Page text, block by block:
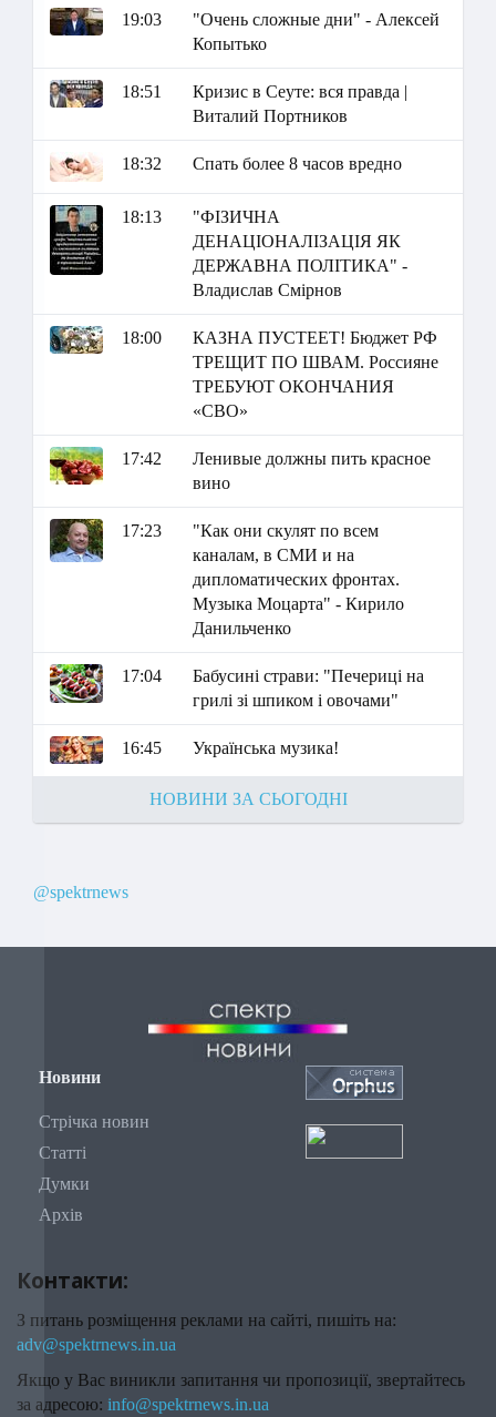
19:03
"Очень сложные дни" - Алексей
Копытько
18:51
Кризис в Сеуте: вся правда |
Виталий Портников
18:32 Спать более 8 часов вредно
18:13
"ФІЗИЧНА
ДЕНАЦІОНАЛІЗАЦІЯ ЯК
ДЕРЖАВНА ПОЛІТИКА" -
Владислав Смірнов
18:00
КАЗНА ПУСТЕЕТ! Бюджет РФ
ТРЕЩИТ ПО ШВАМ. Россияне
ТРЕБУЮТ ОКОНЧАНИЯ
«СВО»
17:42
Ленивые должны пить красное
вино
17:23
"Как они скулят по всем
каналам, в СМИ и на
дипломатических фронтах.
Музыка Моцарта" - Кирило
Данильченко
17:04
Бабусині страви: "Печериці на
грилі зі шпиком і овочами"
16:45 Українська музика!
НОВИНИ ЗА СЬОГОДНІ
@spektrnews
Новини
Стрічка новин
Статті
Думки
Архів
Контакти:
З питань розміщення реклами на сайті, пишіть на:
adv@spektrnews.in.ua
Якщо у Вас виникли запитання чи пропозиції, звертайтесь
за адресою: info@spektrnews.in.ua